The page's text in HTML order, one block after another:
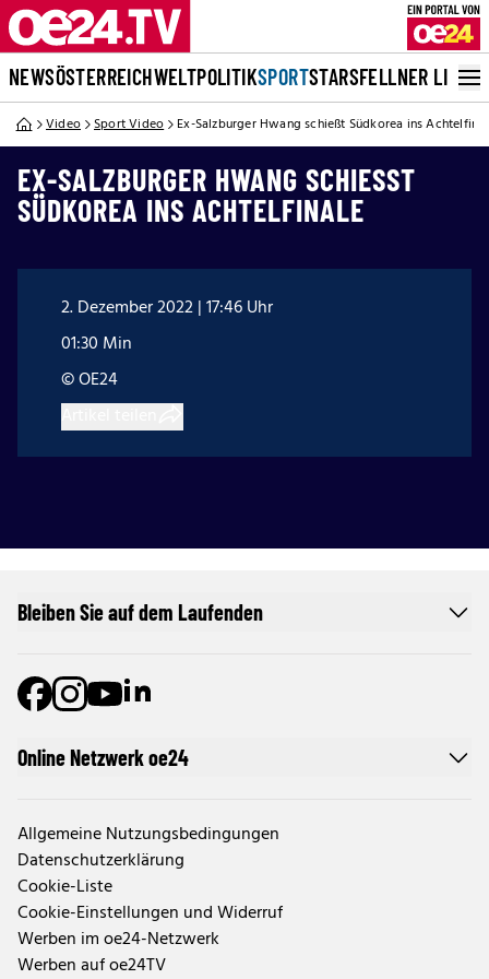
NEWSÖSTERREICHWELTPOLITIKSPORTSTARSFELLNER LIVE
Video Sport Video Ex-Salzburger Hwang schießt Südkorea ins
EX-SALZBURGER HWANG SCHIESST S
ÜDKOREA INS ACHTELFINALE
2. Dezember 2022 | 17:46 Uhr
01:30 Min
© OE24
Online Netzwerk oe24
Allgemeine Nutzungsbedingungen
Datenschutzerklärung
Cookie-Liste
Cookie-Einstellungen und Widerruf
Werben im oe24-Netzwerk
Werben auf oe24TV
Bleiben Sie auf dem Laufenden